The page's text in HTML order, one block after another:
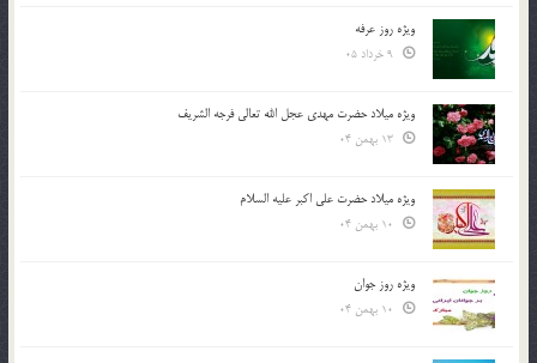
ویژه روز عرفه
ویژه میلاد حضرت مهدی عجل الله تعالی فرجه الشريف
ویژه میلاد حضرت علی اکبر علیه السلام
ویژه روز جوان